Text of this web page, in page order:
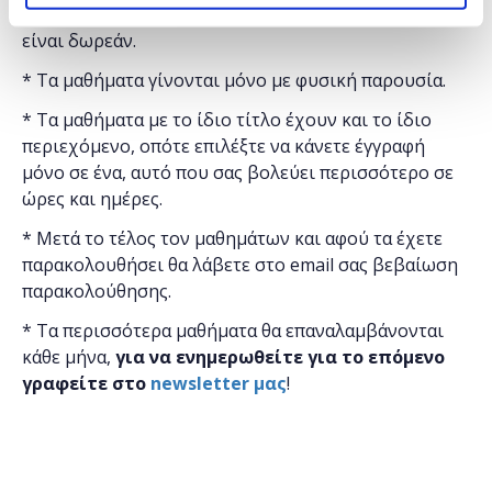
"MicrosoftΕλλάς"και ησυμμετοχή για το κοινό
είναι δωρεάν.
* Τα μαθήματα γίνονται μόνο με φυσική παρουσία.
* Τα μαθήματα με το ίδιο τίτλο έχουν και το ίδιο
περιεχόμενο, οπότε επιλέξτε να κάνετε έγγραφή
μόνο σε ένα, αυτό που σας βολεύει περισσότερο σε
ώρες και ημέρες.
* Μετά το τέλος τον μαθημάτων και αφού τα έχετε
παρακολουθήσει θα λάβετε στο email σας βεβαίωση
παρακολούθησης.
* Τα περισσότερα μαθήματα θα επαναλαμβάνονται
κάθε μήνα, για να ενημερωθείτε για το επόμενο
γραφείτε στο newsletter μας!